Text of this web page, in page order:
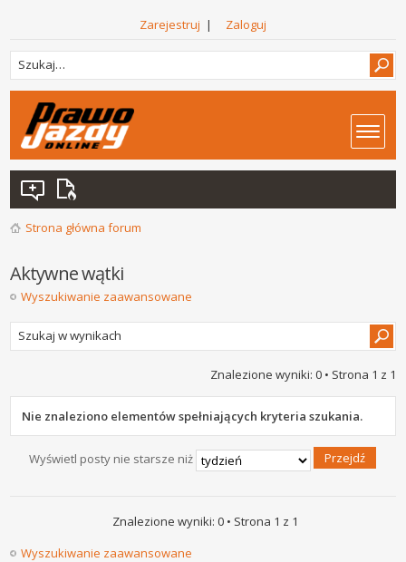
Zarejestruj | Zaloguj
Strona główna forum
Aktywne wątki
Wyszukiwanie zaawansowane
Znalezione wyniki: 0 • Strona 1 z 1
Nie znaleziono elementów spełniających kryteria szukania.
Wyświetl posty nie starsze niż
Znalezione wyniki: 0 • Strona 1 z 1
Wyszukiwanie zaawansowane